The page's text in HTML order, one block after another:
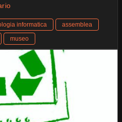
informatica
assemblea
museo